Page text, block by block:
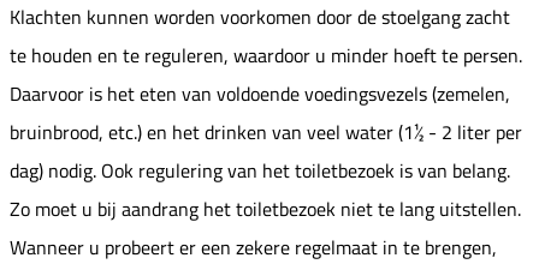
Klachten kunnen worden voorkomen door de stoelgang zacht
te houden en te reguleren, waardoor u minder hoeft te persen.
Daarvoor is het eten van voldoende voedingsvezels (zemelen,
bruinbrood, etc.) en het drinken van veel water (1½ - 2 liter per
dag) nodig. Ook regulering van het toiletbezoek is van belang.
Zo moet u bij aandrang het toiletbezoek niet te lang uitstellen.
Wanneer u probeert er een zekere regelmaat in te brengen,